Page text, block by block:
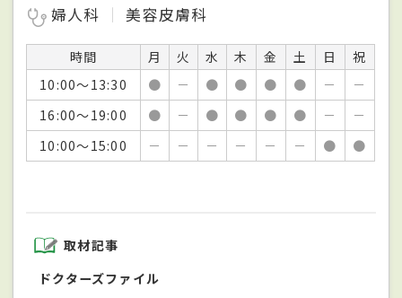
婦人科
美容皮膚科
時間 月 火 水 木 金 土 日
祝
10:00～13:30
● － ● ● ● ● －
－
16:00～19:00
● － ● ● ● ● －
－
10:00～15:00
－ － － － － － ● ●
取材記事
ドクターズファイル